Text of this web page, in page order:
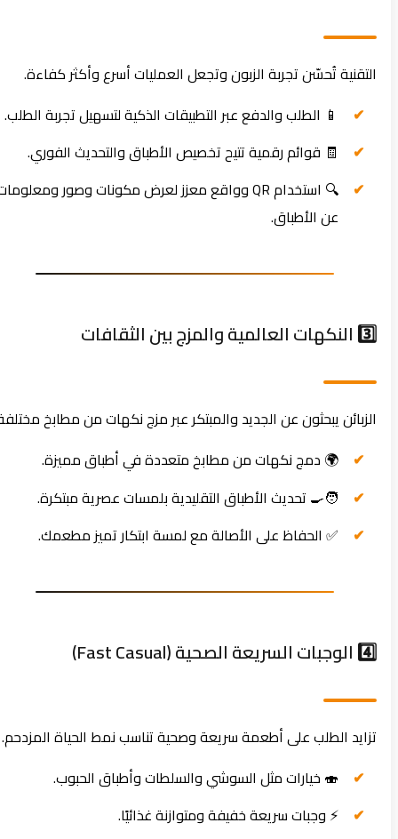
التقنية تُحسّن تجربة الزبون وتجعل العمليات أسرع وأكثر كفاءة.
📱 الطلب والدفع عبر التطبيقات الذكية لتسهيل تجربة الطلب.
🧾 قوائم رقمية تتيح تخصيص الأطباق والتحديث الفوري.
🔍 استخدام QR وواقع معزز لعرض مكونات وصور ومعلومات
عن الأطباق.
الزبائن يبحثون عن الجديد والمبتكر عبر مزج نكهات من مطابخ مختلفة.
🌍 دمج نكهات من مطابخ متعددة في أطباق مميزة.
🧑‍🍳 تحديث الأطباق التقليدية بلمسات عصرية مبتكرة.
✅ الحفاظ على الأصالة مع لمسة ابتكار تميز مطعمك.
تزايد الطلب على أطعمة سريعة وصحية تناسب نمط الحياة المزدحم.
🍣 خيارات مثل السوشي والسلطات وأطباق الحبوب.
⚡ وجبات سريعة خفيفة ومتوازنة غذائيًا.